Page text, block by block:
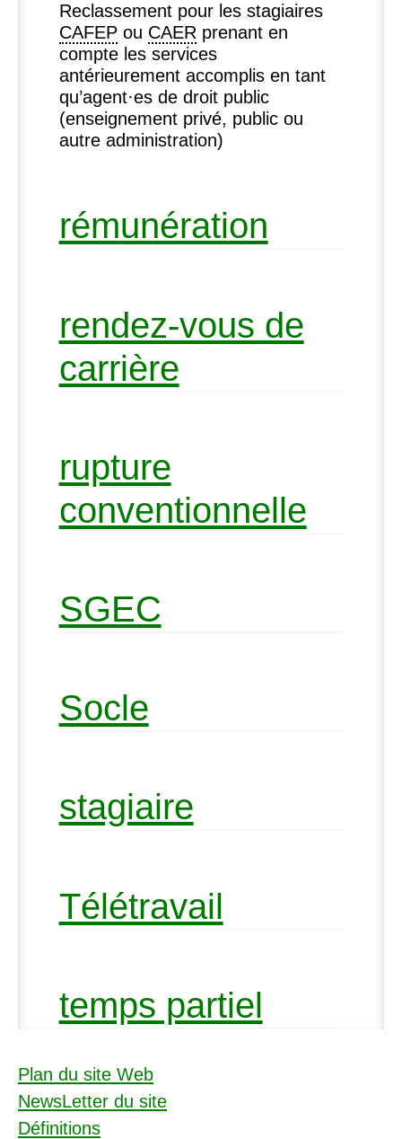
Reclassement pour les stagiaires
CAFEPou CAER prenant en
compte les services
antérieurement accomplis en tant
qu’agent·es de droit public
(enseignement privé, public ou
autre administration)
rémunération
rendez-vous de
carrière
rupture
conventionnelle
SGEC
Socle
stagiaire
Télétravail
temps partiel
Plan du site Web
NewsLetter du site
Définitions